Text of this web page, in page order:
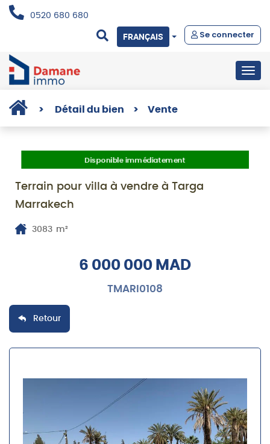
0520 680 680
Se connecter
FRANÇAIS
> Détail du bien > Vente
Disponible immédiatement
Terrain pour villa à vendre à Targa
Marrakech
3083 m²
6 000 000 MAD
TMARI0108
Retour